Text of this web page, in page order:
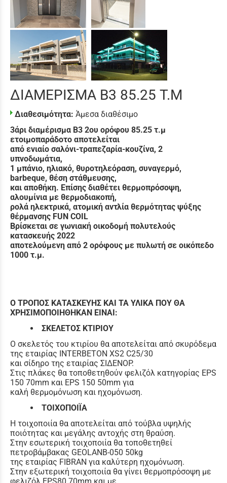
ΔΙΑΜΕΡΙΣΜΑ B3 85.25 Τ.Μ
Διαθεσιμότητα: Άμεσα διαθέσιμο
3άρι διαμέρισμα Β3 2ου ορόφου 85.25 τ.μ
ετοιμοπαράδοτο αποτελείται
από ενιαίο σαλόνι-τραπεζαρία-κουζίνα, 2
υπνοδωμάτια,
1 μπάνιο, ηλιακό, θυροτηλεόραση, συναγερμό,
barbeque, θέση στάθμευσης,
και αποθήκη. Επίσης διαθέτει θερμοπρόσοψη,
αλουμίνια με θερμοδιακοπή,
ρολά ηλεκτρικά, ατομική αντλία θερμότητας ψύξης
θέρμανσης FUN COIL
Βρίσκεται σε γωνιακή οικοδομή πολυτελούς
κατασκευής 2022
αποτελούμενη από 2 ορόφους με πυλωτή σε οικόπεδο
1000 τ.μ.
Ο ΤΡΟΠΟΣ ΚΑΤΑΣΚΕΥΗΣ ΚΑΙ ΤΑ ΥΛΙΚΑ ΠΟΥ ΘΑ
ΧΡΗΣΙΜΟΠΟΙΗΘΗΚΑΝ ΕΙΝΑΙ:
ΣΚΕΛΕΤΟΣ ΚΤΙΡΙΟΥ
Ο σκελετός του κτιρίου θα αποτελείται από σκυρόδεμα
της εταιρίας INTERBETON XS2 C25/30
και σίδηρο της εταιρίας ΣΙΔΕΝΟΡ.
Στις πλάκες θα τοποθετηθούν φελιζόλ κατηγορίας EPS
150 70mm και EPS 150 50mm για
καλή θερμομόνωση και ηχομόνωση.
ΤΟΙΧΟΠΟΙΪΑ
Η τοιχοποιία θα αποτελείται από τούβλα υψηλής
ποιότητας και μεγάλης αντοχής στη θραύση.
Στην εσωτερική τοιχοποιία θα τοποθετηθεί
πετροβάμβακας GEOLANB-050 50kg
της εταιρίας FIBRAN για καλύτερη ηχομόνωση.
Στην εξωτερική τοιχοποιία θα γίνει θερμοπρόσοψη με
φελιζόλ EPS80 70mm και με